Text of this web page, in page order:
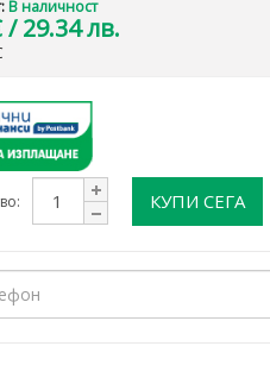
В наличност
/ 29.34 лв.
КУПИ СЕГА